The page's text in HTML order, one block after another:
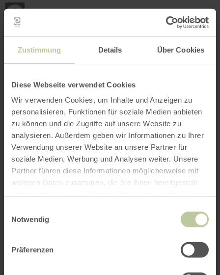
Zustimmung Details Über Cookies
Diese Webseite verwendet Cookies
Wir verwenden Cookies, um Inhalte und Anzeigen zu
personalisieren, Funktionen für soziale Medien anbieten
zu können und die Zugriffe auf unsere Website zu
analysieren. Außerdem geben wir Informationen zu Ihrer
Verwendung unserer Website an unsere Partner für
soziale Medien, Werbung und Analysen weiter. Unsere
Partner führen diese Informationen möglicherweise mit
weiteren Daten zusammen, die Sie ihnen bereitgestellt
Notwendig
Präferenzen
INTERACTIEVE KAART
Mijn
Filter openen